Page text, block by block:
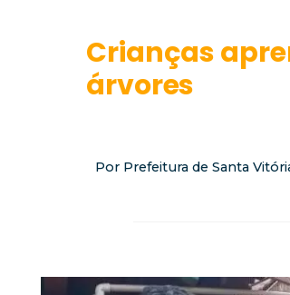
Crianças
árvores
Por Prefeitura de Santa